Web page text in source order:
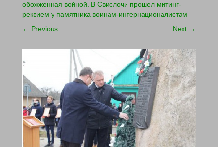
обожженная войной. В Свислочи прошел митинг-
реквием у памятника воинам-интернационалистам
← Previous Next →